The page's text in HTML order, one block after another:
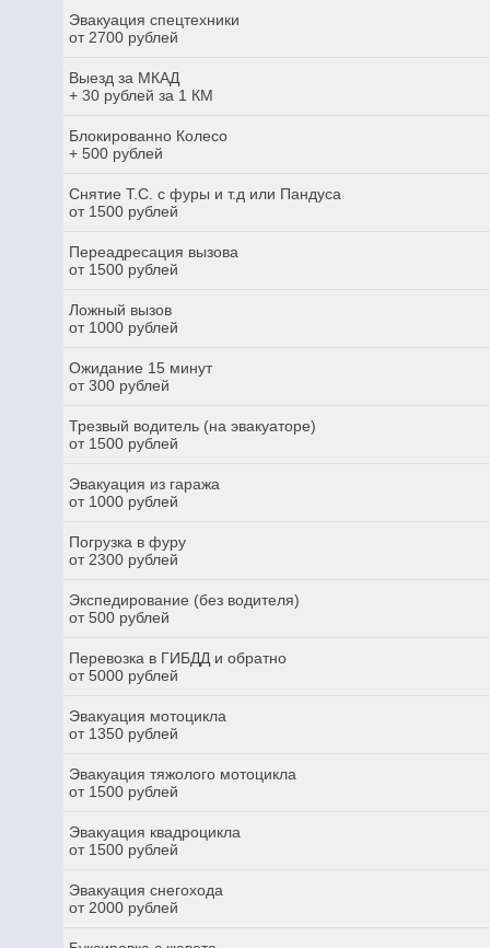
Эвакуация спецтехники
от 2700 рублей
Выезд за МКАД
+ 30 рублей за 1 КМ
Блокированно Колесо
+ 500 рублей
Снятие Т.С. с фуры и т.д или Пандуса
от 1500 рублей
Переадресация вызова
от 1500 рублей
Ложный вызов
от 1000 рублей
Ожидание 15 минут
от 300 рублей
Трезвый водитель (на эвакуаторе)
от 1500 рублей
Эвакуация из гаража
от 1000 рублей
Погрузка в фуру
от 2300 рублей
Экспедирование (без водителя)
от 500 рублей
Перевозка в ГИБДД и обратно
от 5000 рублей
Эвакуация мотоцикла
от 1350 рублей
Эвакуация тяжолого мотоцикла
от 1500 рублей
Эвакуация квадроцикла
от 1500 рублей
Эвакуация снегохода
от 2000 рублей